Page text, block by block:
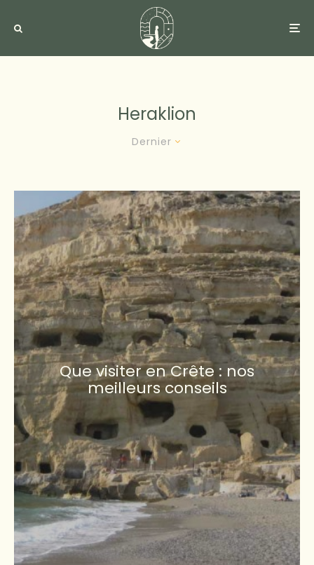
Heraklion
Dernier
Que visiter en Crête : nos
meilleurs conseils